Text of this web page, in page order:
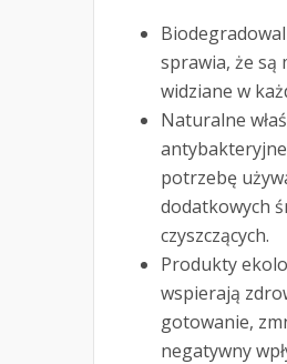
sprawia, że są
widziane w
Naturalne
potrzebę
dodatkowych
czyszczących.
Produkty
wspierają
gotowanie,
negatywny